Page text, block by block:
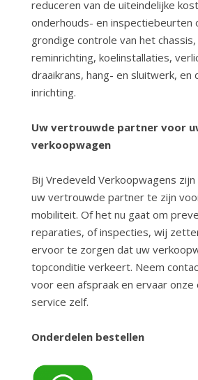
reduceren van de uiteindelijke
onderhouds- en inspectiebeurten
grondige controle van het
reminrichting, koelinstallaties,
draaikrans, hang- en sluitwerk, en
inrichting.
Uw vertrouwde partner voor
verkoopwagen
Bij Vredeveld Verkoopwagens
uw vertrouwde partner te zijn
mobiliteit. Of het nu gaat om
reparaties, of inspecties, wij
ervoor te zorgen dat uw
topconditie verkeert. Neem
voor een afspraak en ervaar onze
service zelf.
Onderdelen bestellen